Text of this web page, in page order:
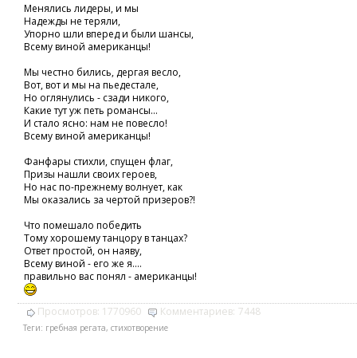
Менялись лидеры, и мы
Надежды не теряли,
Упорно шли вперед и были шансы,
Всему виной американцы!
Мы честно бились, дергая весло,
Вот, вот и мы на пьедестале,
Но оглянулись - сзади никого,
Какие тут уж петь романсы...
И стало ясно: нам не повесло!
Всему виной американцы!
Фанфары стихли, спущен флаг,
Призы нашли своих героев,
Но нас по-прежнему волнует, как
Мы оказались за чертой призеров?!
Что помешало победить
Тому хорошему танцору в танцах?
Ответ простой, он наяву,
Всему виной - его же я....
правильно вас понял - американцы!
Просмотров: 1770960 Комментариев: 7448
Теги: гребная регата, стихотворение